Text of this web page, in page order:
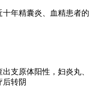
十年精囊炎、血精患者的
支原体阳性，妇炎丸、
后转阴